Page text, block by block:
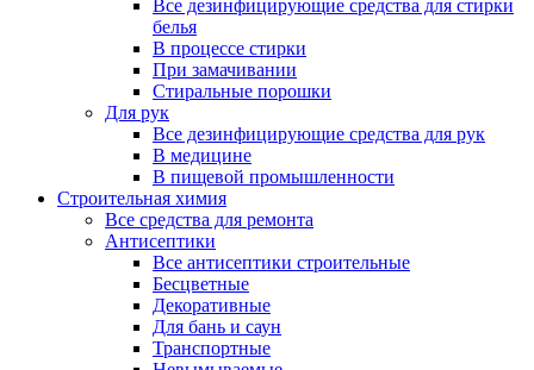
Все дезинфицирующие средства для стирки
белья
В процессе стирки
При замачивании
Стиральные порошки
Для рук
Все дезинфицирующие средства для рук
В медицине
В пищевой промышленности
Строительная химия
Все средства для ремонта
Антисептики
Все антисептики строительные
Бесцветные
Декоративные
Для бань и саун
Транспортные